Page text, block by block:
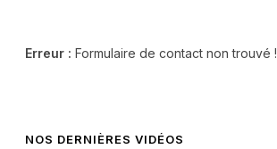
Erreur : Formulaire de contact non trouvé !
NOS DERNIÈRES VIDÉOS